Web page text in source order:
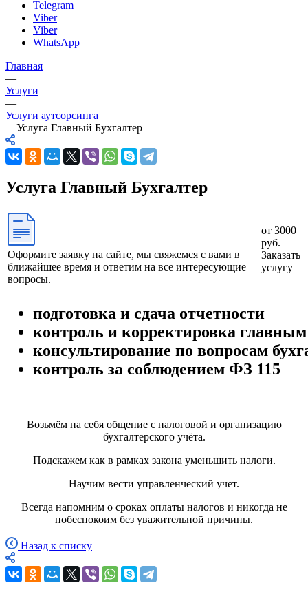
Telegram
Viber
Viber
WhatsApp
Главная
—
Услуги
—
Услуги аутсорсинга
—Услуга Главный Бухгалтер
Услуга Главный Бухгалтер
Оформите заявку на сайте, мы свяжемся с вами в
ближайшее время и ответим на все интересующие
вопросы.
от 3000
руб.
Заказать
услугу
подготовка и сдача отчетности
контроль и корректировка главным
консультирование по вопросам
контроль за соблюдением ФЗ 115
Возьмём на себя общение с налоговой и организацию
бухгалтерского учёта.
Подскажем как в рамках закона уменьшить налоги.
Научим вести управленческий учет.
Всегда напомним о сроках оплаты налогов и никогда не
побеспокоим без уважительной причины.
Назад к списку